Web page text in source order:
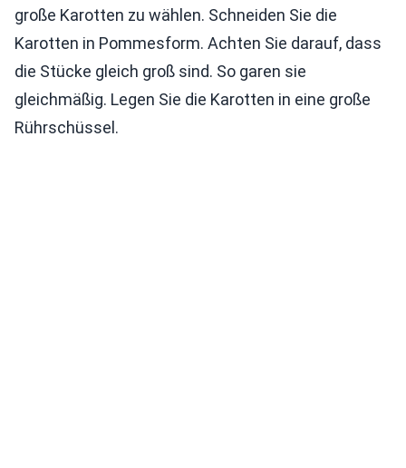
große Karotten zu wählen. Schneiden Sie die
Karotten in Pommesform. Achten Sie darauf, dass
die Stücke gleich groß sind. So garen sie
gleichmäßig. Legen Sie die Karotten in eine große
Rührschüssel.